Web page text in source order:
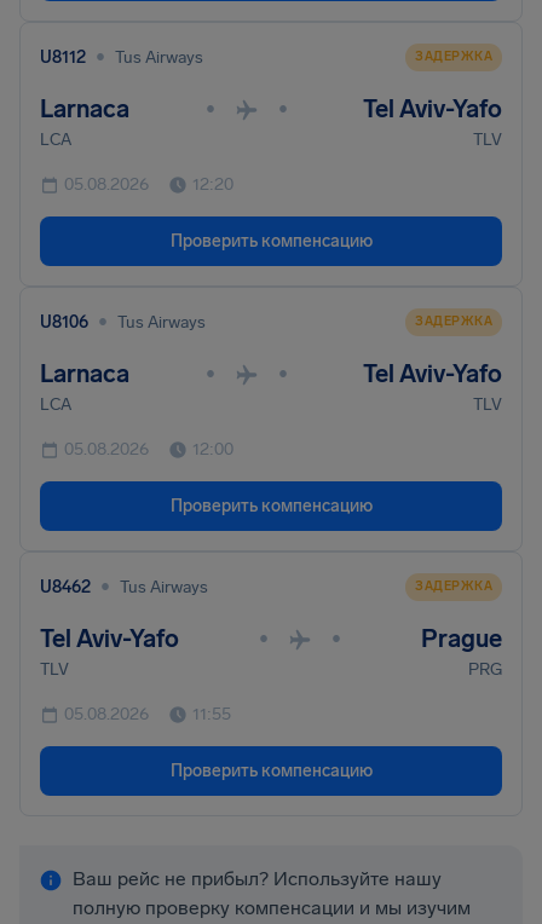
U8112 • Tus Airways ЗАДЕРЖКА
Larnaca • • Tel Aviv-Yafo
LCA TLV
05.08.2026 12:20
Проверить компенсацию
U8106 • Tus Airways ЗАДЕРЖКА
Larnaca • • Tel Aviv-Yafo
LCA TLV
05.08.2026 12:00
Проверить компенсацию
U8462 • Tus Airways ЗАДЕРЖКА
Tel Aviv-Yafo • • Prague
TLV PRG
05.08.2026 11:55
Проверить компенсацию
Ваш рейс не прибыл? Используйте нашу
полную проверку компенсации и мы изучим